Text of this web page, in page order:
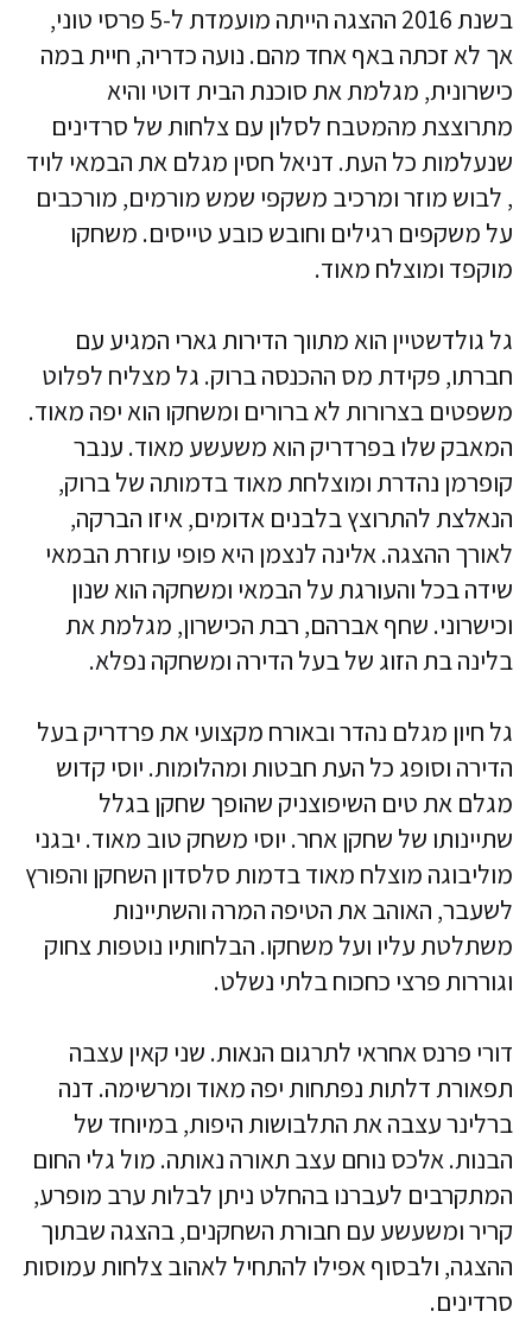
בשנת 2016 ההצגה הייתה מועמדת ל-5 פרסי טוני,
אך לא זכתה באף אחד מהם. נועה כדריה, חיית במה
כישרונית, מגלמת את סוכנת הבית דוטי והיא
מתרוצצת מהמטבח לסלון עם צלחות של סרדינים
שנעלמות כל העת. דניאל חסין מגלם את הבמאי לויד
, לבוש מוזר ומרכיב משקפי שמש מורמים, מורכבים
על משקפים רגילים וחובש כובע טייסים. משחקו
מוקפד ומוצלח מאוד.
גל גולדשטיין הוא מתווך הדירות גארי המגיע עם
חברתו, פקידת מס ההכנסה ברוק. גל מצליח לפלוט
משפטים בצרורות לא ברורים ומשחקו הוא יפה מאוד.
המאבק שלו בפרדריק הוא משעשע מאוד. ענבר
קופרמן נהדרת ומוצלחת מאוד בדמותה של ברוק,
הנאלצת להתרוצץ בלבנים אדומים, איזו הברקה,
לאורך ההצגה. אלינה לנצמן היא פופי עוזרת הבמאי
שידה בכל והעורגת על הבמאי ומשחקה הוא שנון
וכישרוני. שחף אברהם, רבת הכישרון, מגלמת את
בלינה בת הזוג של בעל הדירה ומשחקה נפלא.
גל חיון מגלם נהדר ובאורח מקצועי את פרדריק בעל
הדירה וסופג כל העת חבטות ומהלומות. יוסי קדוש
מגלם את טים השיפוצניק שהופך שחקן בגלל
שתיינותו של שחקן אחר. יוסי משחק טוב מאוד. יבגני
מוליבוגה מוצלח מאוד בדמות סלסדון השחקן והפורץ
לשעבר, האוהב את הטיפה המרה והשתיינות
משתלטת עליו ועל משחקו. הבלחותיו נוטפות צחוק
וגוררות פרצי כחכוח בלתי נשלט.
דורי פרנס אחראי לתרגום הנאות. שני קאין עצבה
תפאורת דלתות נפתחות יפה מאוד ומרשימה. דנה
ברלינר עצבה את התלבושות היפות, במיוחד של
הבנות. אלכס נוחם עצב תאורה נאותה. מול גלי החום
המתקרבים לעברנו בהחלט ניתן לבלות ערב מופרע,
קריר ומשעשע עם חבורת השחקנים, בהצגה שבתוך
ההצגה, ולבסוף אפילו להתחיל לאהוב צלחות עמוסות
סרדינים.